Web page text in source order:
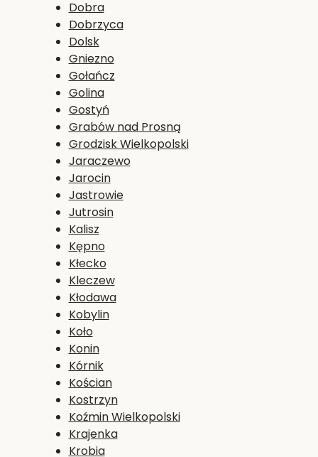
Dobra
Dobrzyca
Dolsk
Gniezno
Gołańcz
Golina
Gostyń
Grabów nad Prosną
Grodzisk Wielkopolski
Jaraczewo
Jarocin
Jastrowie
Jutrosin
Kalisz
Kępno
Kłecko
Kleczew
Kłodawa
Kobylin
Koło
Konin
Kórnik
Kościan
Kostrzyn
Koźmin Wielkopolski
Krajenka
Krobia